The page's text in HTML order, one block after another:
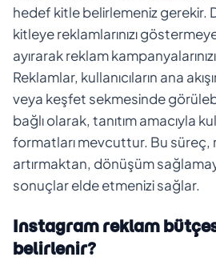
hedef kitle belirlemeniz gerekir.
kitleye reklamlarınızı
ayırarak reklam
Reklamlar, kullanıcıların ana
veya keşfet sekmesinde
bağlı olarak, tanıtım amacıyla
formatları mevcuttur. Bu süreç,
artırmaktan, dönüşüm
sonuçlar elde etmenizi sağlar.
Instagram reklam
belirlenir?